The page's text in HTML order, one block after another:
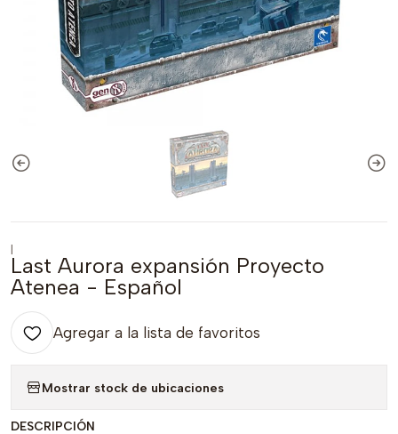
|
Last Aurora expansión Proyecto
Atenea - Español
Agregar a la lista de favoritos
Mostrar stock de ubicaciones
DESCRIPCIÓN